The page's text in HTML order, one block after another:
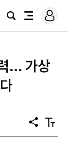
검
전
로
그
... 가상
공
유
텍
스